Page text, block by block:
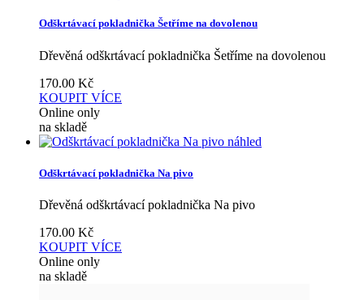
Odškrtávací pokladnička Šetříme na dovolenou
Dřevěná odškrtávací pokladnička Šetříme na dovolenou
170.00 Kč
KOUPIT VÍCE
Online only
na skladě
náhled
Odškrtávací pokladnička Na pivo
Dřevěná odškrtávací pokladnička Na pivo
170.00 Kč
KOUPIT VÍCE
Online only
na skladě